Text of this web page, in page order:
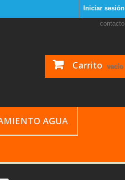
Iniciar sesión
contacto
Carrito vacío
AGUA